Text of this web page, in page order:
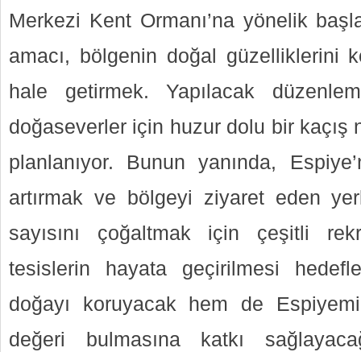
Merkezi Kent Ormanı’na yönelik
amacı, bölgenin doğal güzelliklerini
hale getirmek. Yapılacak
doğaseverler için huzur dolu bir kaçış
planlanıyor. Bunun yanında,
artırmak ve bölgeyi ziyaret eden
sayısını çoğaltmak için çeşitli
tesislerin hayata geçirilmesi
doğayı koruyacak hem de
değeri bulmasına katkı